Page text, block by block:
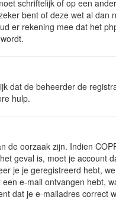
schriftelijk of op een
bent of deze wet al dan
er rekening mee dat het
dat de beheerder de
hulp.
de oorzaak zijn. Indien
geval is, moet je account
je je geregistreerd hebt,
e-mail ontvangen hebt,
dat je e-mailadres correct